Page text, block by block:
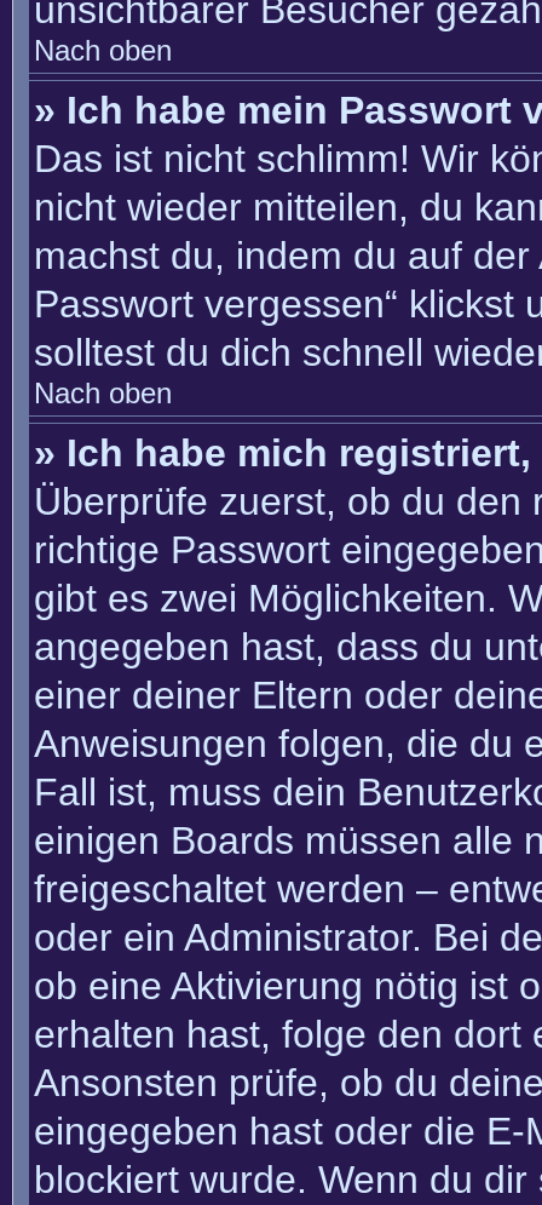
unsichtbarer Besucher
Nach oben
» Ich habe mein Passwort
Das ist nicht schlimm! Wir
nicht wieder mitteilen, du
machst du, indem du auf
Passwort vergessen“ klickst
solltest du dich schnell
Nach oben
» Ich habe mich
Überprüfe zuerst, ob du den
richtige Passwort
gibt es zwei Möglichkeiten.
angegeben hast, dass du
einer deiner Eltern oder
Anweisungen folgen, die du
Fall ist, muss dein
einigen Boards müssen alle
freigeschaltet werden –
oder ein Administrator. Bei
ob eine Aktivierung nötig ist
erhalten hast, folge den dort
Ansonsten prüfe, ob du
eingegeben hast oder die
blockiert wurde. Wenn du